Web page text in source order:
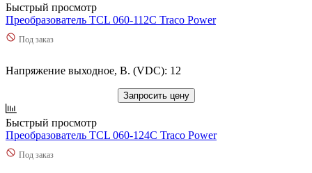
Быстрый просмотр
Преобразователь TCL 060-112C Traco Power
Под заказ
Напряжение выходное, В. (VDC): 12
Запросить цену
Быстрый просмотр
Преобразователь TCL 060-124C Traco Power
Под заказ